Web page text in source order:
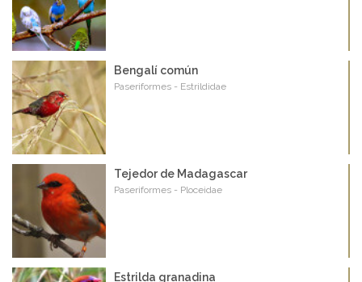
Bengalí común
Paseriformes - Estrildidae
Tejedor de Madagascar
Paseriformes - Ploceidae
Estrilda granadina